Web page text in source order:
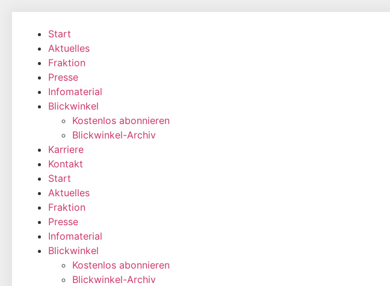
wechseln
Start
Aktuelles
Fraktion
Presse
Infomaterial
Blickwinkel
Kostenlos abonnieren
Blickwinkel-Archiv
Karriere
Kontakt
Start
Aktuelles
Fraktion
Presse
Infomaterial
Blickwinkel
Kostenlos abonnieren
Blickwinkel-Archiv